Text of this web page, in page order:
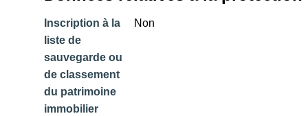
Inscription à la
liste de
sauvegarde ou
de classement
du patrimoine
immobilier
Non